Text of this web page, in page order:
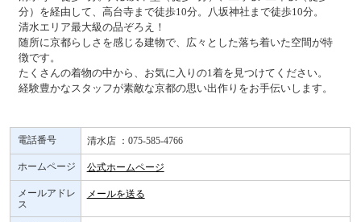
分）を経由して、高台寺まで徒歩10分。八坂神社まで徒歩10分。
清水エリア最大級の品ぞろえ！
随所に京都らしさを感じる建物で、広々とした落ち着いた空間が特
徴です。
たくさんの着物の中から、お気に入りの1着を見つけてください。
経験豊かなスタッフが素敵な京都の思い出作りをお手伝いします。
電話番号 清水店 ：075-585-4766
ホームページ 公式ホームページ
メールアドレ
ス
メールを送る